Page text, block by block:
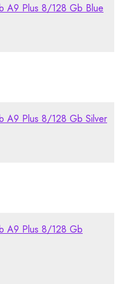
A9 Plus 8/128 Gb Blue
A9 Plus 8/128 Gb Silver
A9 Plus 8/128 Gb